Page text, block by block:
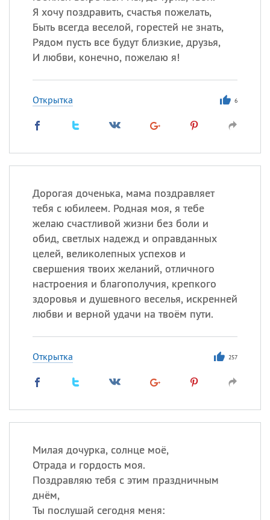
Я хочу поздравить, счастья пожелать,
Быть всегда веселой, горестей не знать,
Рядом пусть все будут близкие, друзья,
И любви, конечно, пожелаю я!
Открытка 6
Дорогая доченька, мама поздравляет
тебя с юбилеем. Родная моя, я тебе
желаю счастливой жизни без боли и
обид, светлых надежд и оправданных
целей, великолепных успехов и
свершения твоих желаний, отличного
настроения и благополучия, крепкого
здоровья и душевного веселья, искренней
любви и верной удачи на твоём пути.
Открытка 257
Милая дочурка, солнце моё,
Отрада и гордость моя.
Поздравляю тебя с этим праздничным
днём,
Ты послушай сегодня меня: